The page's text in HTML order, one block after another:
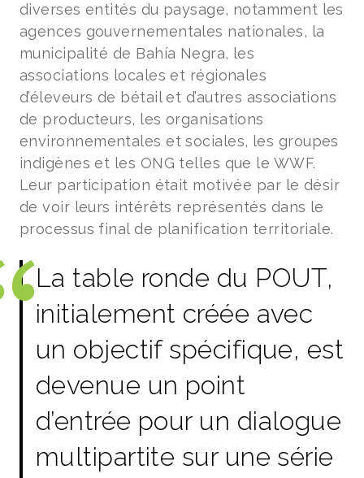
diverses entités du paysage, notamment les
agences gouvernementales nationales, la
municipalité de Bahía Negra, les
associations locales et régionales
d’éleveurs de bétail et d’autres associations
de producteurs, les organisations
environnementales et sociales, les groupes
indigènes et les ONG telles que le WWF.
Leur participation était motivée par le désir
de voir leurs intérêts représentés dans le
processus final de planification territoriale.
La table ronde du POUT,
initialement créée avec
un objectif spécifique, est
devenue un point
d’entrée pour un dialogue
multipartite sur une série